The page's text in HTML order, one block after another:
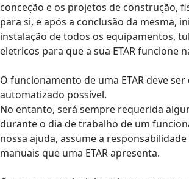
conceção e os projetos de construção,
para si, e após a conclusão da mesma,
instalação de todos os equipamentos,
eletricos para que a sua ETAR funcione
O funcionamento de uma ETAR deve ser
automatizado possível.
No entanto, será sempre requerida
durante o dia de trabalho de um
nossa ajuda, assume a
manuais que uma ETAR apresenta.